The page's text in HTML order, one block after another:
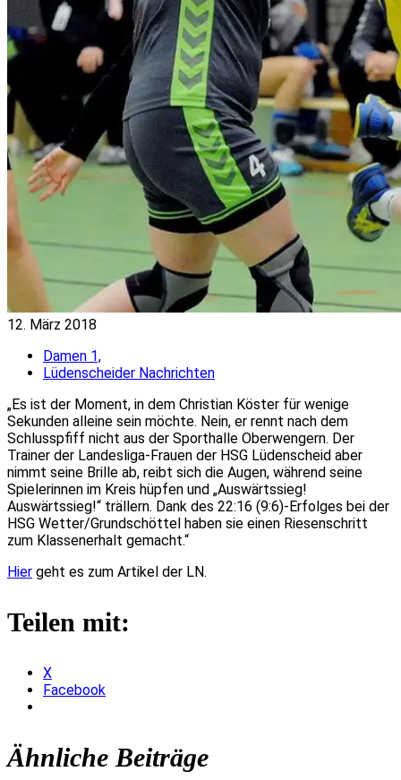
12. März 2018
Damen 1,
Lüdenscheider Nachrichten
„Es ist der Moment, in dem Christian Köster für wenige
Sekunden alleine sein möchte. Nein, er rennt nach dem
Schlusspfiff nicht aus der Sporthalle Oberwengern. Der
Trainer der Landesliga-Frauen der HSG Lüdenscheid aber
nimmt seine Brille ab, reibt sich die Augen, während seine
Spielerinnen im Kreis hüpfen und „Auswärtssieg!
Auswärtssieg!“ trällern. Dank des 22:16 (9:6)-Erfolges bei der
HSG Wetter/Grundschöttel haben sie einen Riesenschritt
zum Klassenerhalt gemacht.“
Hier geht es zum Artikel der LN.
Teilen mit:
X
Facebook
Ähnliche Beiträge